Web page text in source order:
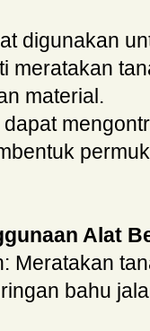
digunakan
meratakan
material.
Alat
Meratakan
bahu